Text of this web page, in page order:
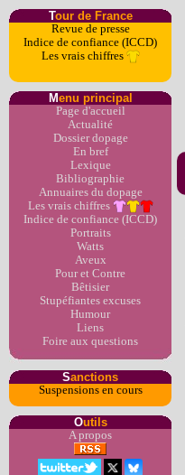
Tour de France
Revue de presse
Indice de confiance (ICCD)
Les vrais chiffres
Menu principal
Page d'accueil
Actualité
Dossier dopage
En bref
Lexique
Bibliographie
Annuaires du dopage
Les vrais chiffres
Indice de confiance (ICCD)
Portraits
Watts
Aveux
Pour et Contre
Bêtisier
Stupéfiantes excuses
Humour
Liens
Foire aux questions
Sanctions
Suspensions en cours
Outils
A propos